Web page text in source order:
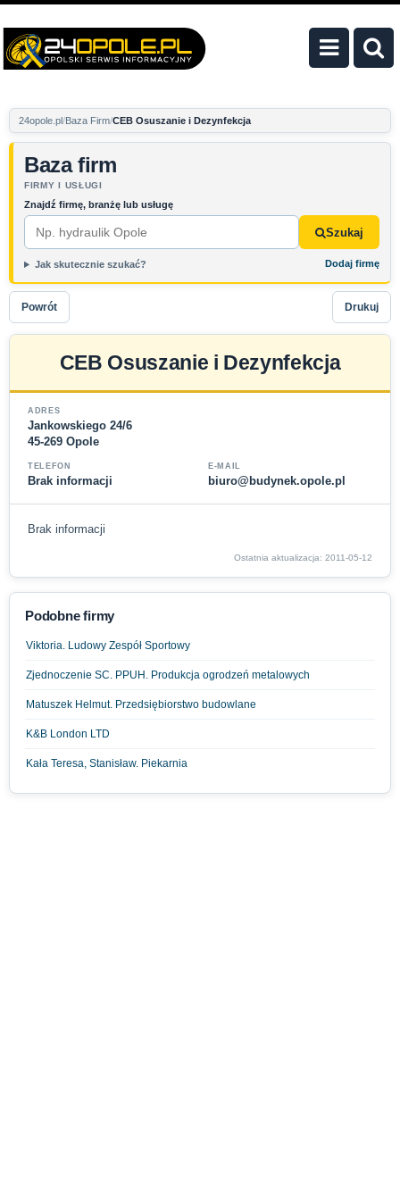
24opole.pl Baza Firm CEB Osuszanie i Dezynfekcja
Baza firm
FIRMY I USŁUGI
Znajdź firmę, branżę lub usługę
Szukaj
Jak skutecznie szukać? Dodaj firmę
Powrót Drukuj
CEB Osuszanie i Dezynfekcja
ADRES
Jankowskiego 24/6
45-269 Opole
TELEFON
Brak informacji
E-MAIL
biuro@budynek.opole.pl
Brak informacji
Ostatnia aktualizacja: 2011-05-12
Podobne firmy
Viktoria. Ludowy Zespół Sportowy
Zjednoczenie SC. PPUH. Produkcja ogrodzeń metalowych
Matuszek Helmut. Przedsiębiorstwo budowlane
K&B London LTD
Kała Teresa, Stanisław. Piekarnia